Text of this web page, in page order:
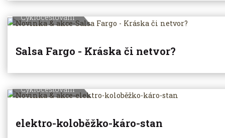
Cyklocestování
Salsa Fargo - Kráska či netvor?
Cyklocestování
elektro-koloběžko-káro-stan